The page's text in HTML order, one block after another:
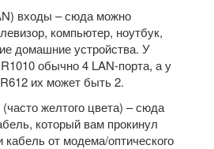
входы – сюда можно
компьютер, ноутбук,
домашние устройства. У
обычно 4 LAN-порта, а у
их может быть 2.
желтого цвета) – сюда
который вам прокинул
кабель от модема/оптического